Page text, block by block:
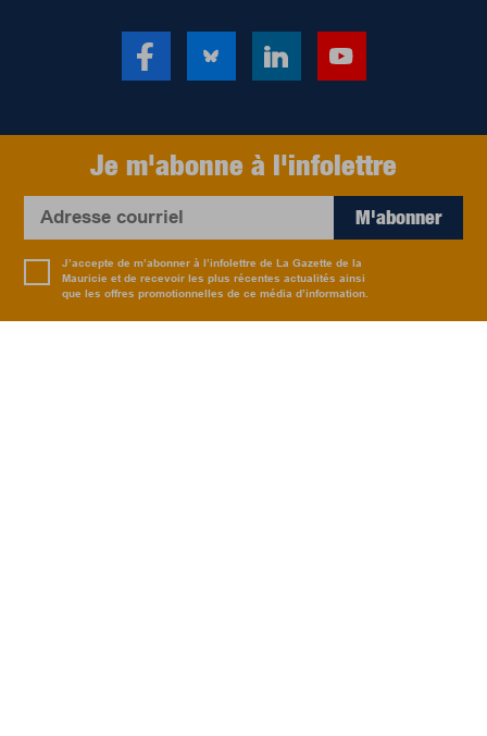
Je m'abonne à l'infolettre
M'abonner
J’accepte de m’abonner à l’infolettre de La Gazette de la
Mauricie et de recevoir les plus récentes actualités ainsi
que les offres promotionnelles de ce média d’information.